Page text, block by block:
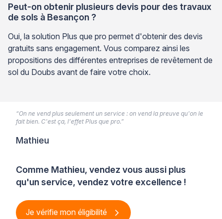
Peut-on obtenir plusieurs devis pour des travaux
de sols à Besançon ?
Oui, la solution Plus que pro permet d'obtenir des devis
gratuits sans engagement. Vous comparez ainsi les
propositions des différentes entreprises de revêtement de
sol du Doubs avant de faire votre choix.
Comme Mathieu, vendez vous aussi plus
qu'un service, vendez votre excellence !
Je vérifie mon éligibilité
“On ne vend plus seulement un service : on vend la preuve qu'on le
fait bien. C'est ça, l'effet Plus que pro.”
Mathieu